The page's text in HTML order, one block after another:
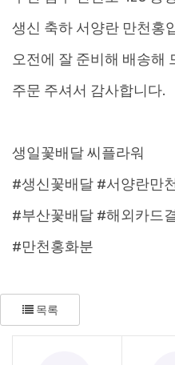
생신 축하 서양란 만천홍
오전에 잘 준비해 배송해
주문 주셔서 감사합니다.
생일꽃배달 씨플라워
#생신꽃배달 #서양란만
#부산꽃배달 #해외카드
#만천홍화분
목록